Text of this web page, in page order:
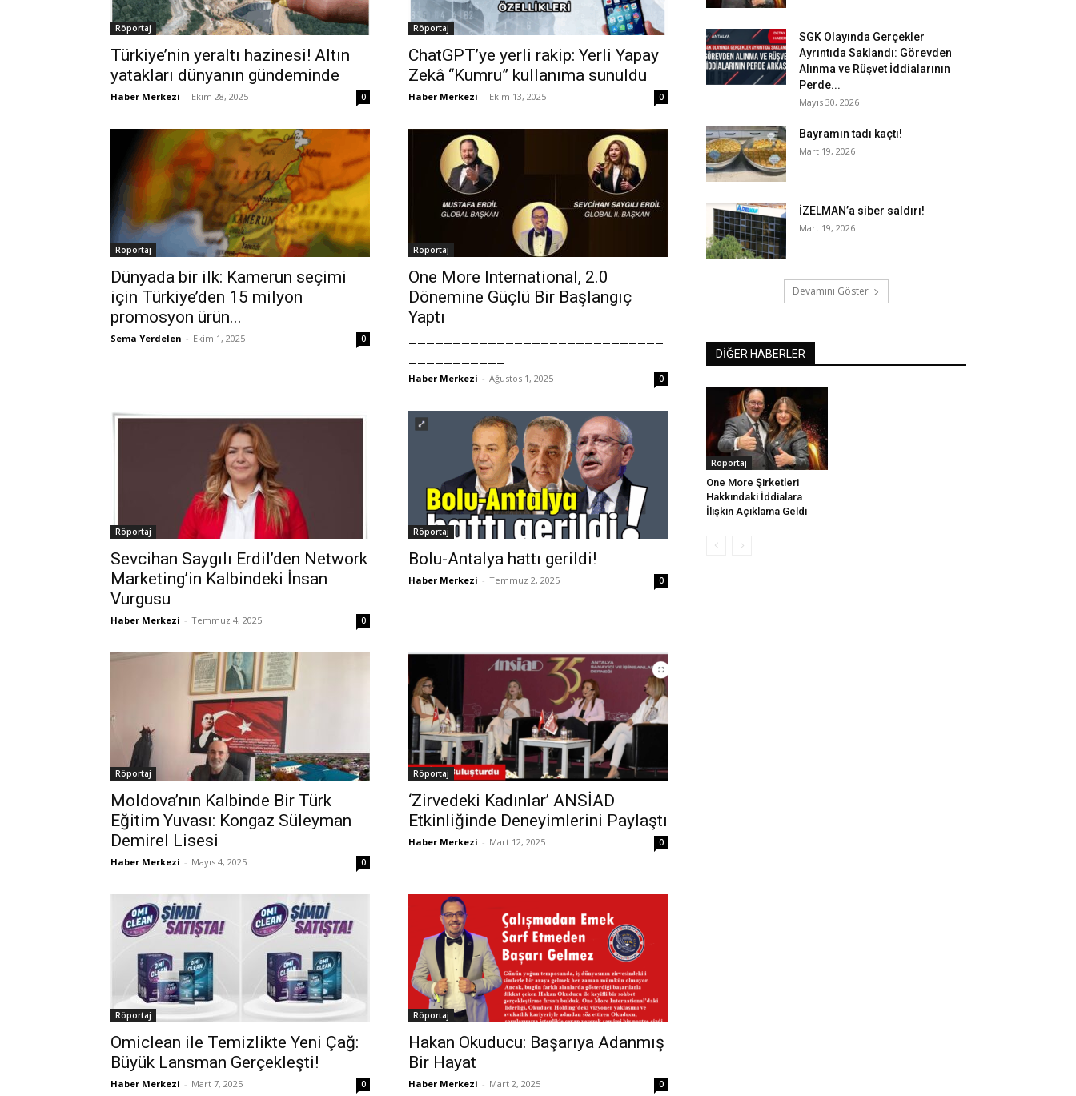
Röportaj
Türkiye’nin yeraltı hazinesi! Altın
yatakları dünyanın gündeminde
Haber Merkezi - Ekim 28, 2025 0
Röportaj
ChatGPT’ye yerli rakip: Yerli Yapay
Zekâ “Kumru” kullanıma sunuldu
Haber Merkezi - Ekim 13, 2025 0
Röportaj
Dünyada bir ilk: Kamerun seçimi
için Türkiye’den 15 milyon
promosyon ürün...
Sema Yerdelen - Ekim 1, 2025 0
Röportaj
One More International, 2.0
Dönemine Güçlü Bir Başlangıç
Yaptı
Haber Merkezi - Ağustos 1, 2025 0
Röportaj
Sevcihan Saygılı Erdil’den Network
Marketing’in Kalbindeki İnsan
Vurgusu
Haber Merkezi - Temmuz 4, 2025 0
Röportaj
Bolu-Antalya hattı gerildi!
Haber Merkezi - Temmuz 2, 2025 0
Röportaj
Moldova’nın Kalbinde Bir Türk
Eğitim Yuvası: Kongaz Süleyman
Demirel Lisesi
Haber Merkezi - Mayıs 4, 2025 0
Röportaj
‘Zirvedeki Kadınlar’ ANSİAD
Etkinliğinde Deneyimlerini Paylaştı
Haber Merkezi - Mart 12, 2025 0
Röportaj
Omiclean ile Temizlikte Yeni Çağ:
Büyük Lansman Gerçekleşti!
Haber Merkezi - Mart 7, 2025 0
Röportaj
Hakan Okuducu: Başarıya Adanmış
Bir Hayat
Haber Merkezi - Mart 2, 2025 0
SGK Olayında Gerçekler
Ayrıntıda Saklandı: Görevden
Alınma ve Rüşvet İddialarının
Perde...
Mayıs 30, 2026
Bayramın tadı kaçtı!
Mart 19, 2026
İZELMAN’a siber saldırı!
Mart 19, 2026
Devamını Göster
DİĞER HABERLER
Röportaj
One More Şirketleri
Hakkındaki İddialara
İlişkin Açıklama Geldi